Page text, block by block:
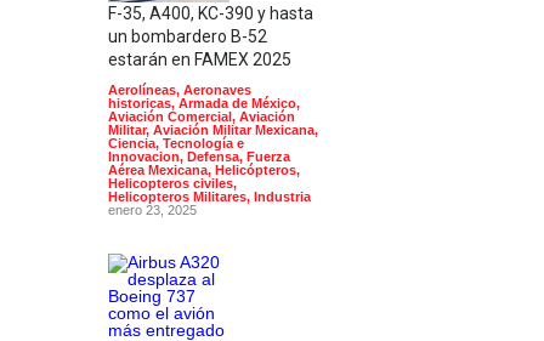
F-35, A400, KC-390 y hasta
un bombardero B-52
estarán en FAMEX 2025
Aerolíneas, Aeronaves
historicas, Armada de México,
Aviación Comercial, Aviación
Militar, Aviación Militar Mexicana,
Ciencia, Tecnología e
Innovacion, Defensa, Fuerza
Aérea Mexicana, Helicópteros,
Helicopteros civiles,
Helicopteros Militares, Industria
enero 23, 2025